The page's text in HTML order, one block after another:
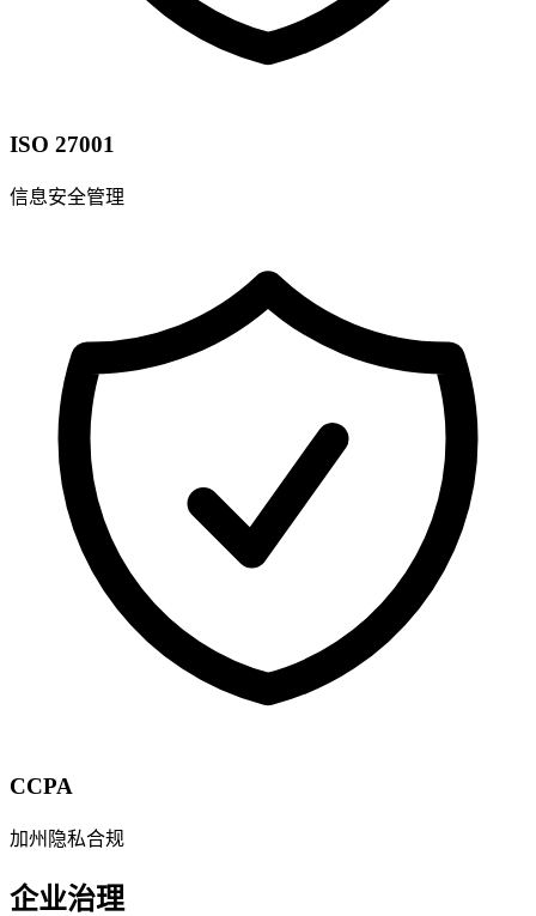
ISO 27001
信息安全管理
CCPA
加州隐私合规
企业治理